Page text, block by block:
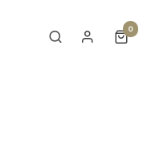
0